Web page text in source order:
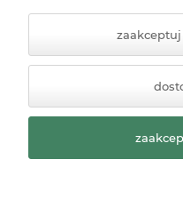
Styl graficzny